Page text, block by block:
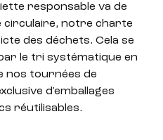
responsable va de
circulaire, notre charte
des déchets. Cela se
le tri systématique en
nos tournées de
d'emballages
réutilisables.